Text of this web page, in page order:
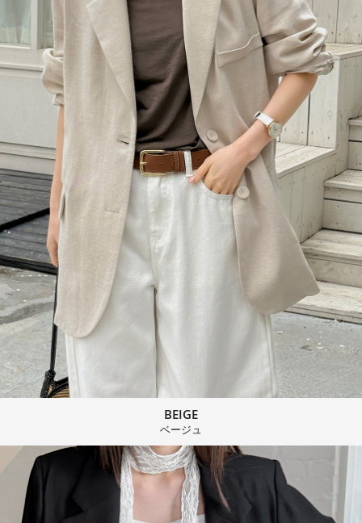
BEIGE
ベージュ